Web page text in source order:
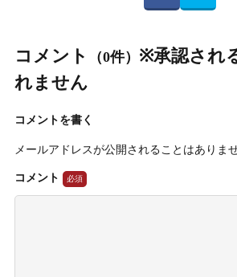
コメント （0件） ※承認され
れません
コメントを書く
メールアドレスが公開されることはありませ
コメント